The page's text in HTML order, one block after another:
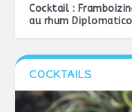
Cocktail :
au rhum Diplomatico
COCKTAILS